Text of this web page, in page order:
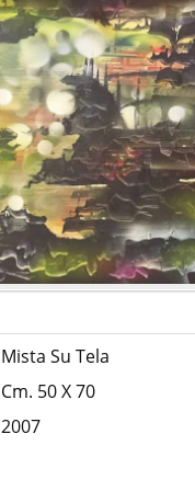
Mista Su Tela
Cm. 50 X 70
2007